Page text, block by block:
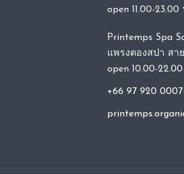
open 11.00-23.00
Printemps Spa
แพรงตองสปา สา
open 10.00-
+66 97 920 0007